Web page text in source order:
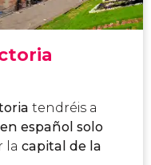
tendréis a
español solo
la capital de la